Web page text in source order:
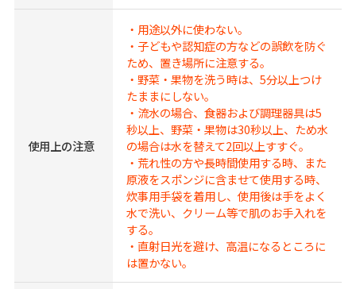
使用上の注意
・用途以外に使わない。
・子どもや認知症の方などの誤飲を防ぐ
ため、置き場所に注意する。
・野菜・果物を洗う時は、5分以上つけ
たままにしない。
・流水の場合、食器および調理器具は5
秒以上、野菜・果物は30秒以上、ため水
の場合は水を替えて2回以上すすぐ。
・荒れ性の方や長時間使用する時、また
原液をスポンジに含ませて使用する時、
炊事用手袋を着用し、使用後は手をよく
水で洗い、クリーム等で肌のお手入れを
する。
・直射日光を避け、高温になるところに
は置かない。